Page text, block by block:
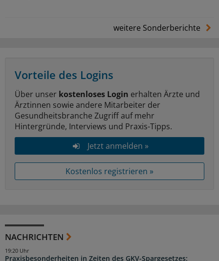
weitere Sonderberichte
Vorteile des Logins
Über unser kostenloses Login erhalten Ärzte und
Ärztinnen sowie andere Mitarbeiter der
Gesundheitsbranche Zugriff auf mehr
Hintergründe, Interviews und Praxis-Tipps.
Jetzt anmelden »
Kostenlos registrieren »
NACHRICHTEN
Praxisbesonderheiten in Zeiten des GKV-Spargesetzes:
19:20 Uhr